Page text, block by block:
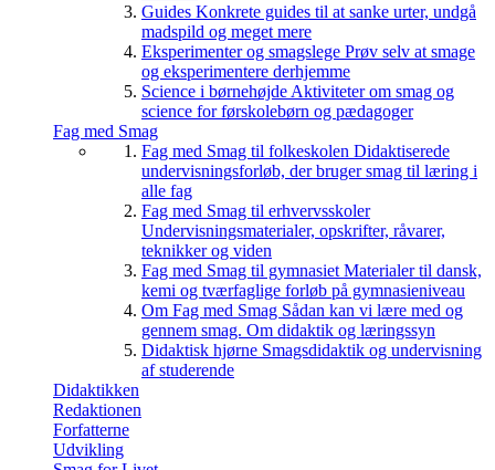
Guides Konkrete guides til at sanke urter, undgå
madspild og meget mere
Eksperimenter og smagslege Prøv selv at smage
og eksperimentere derhjemme
Science i børnehøjde Aktiviteter om smag og
science for førskolebørn og pædagoger
Fag med Smag
Fag med Smag til folkeskolen Didaktiserede
undervisningsforløb, der bruger smag til læring i
alle fag
Fag med Smag til erhvervsskoler
Undervisningsmaterialer, opskrifter, råvarer,
teknikker og viden
Fag med Smag til gymnasiet Materialer til dansk,
kemi og tværfaglige forløb på gymnasieniveau
Om Fag med Smag Sådan kan vi lære med og
gennem smag. Om didaktik og læringssyn
Didaktisk hjørne Smagsdidaktik og undervisning
af studerende
Didaktikken
Redaktionen
Forfatterne
Udvikling